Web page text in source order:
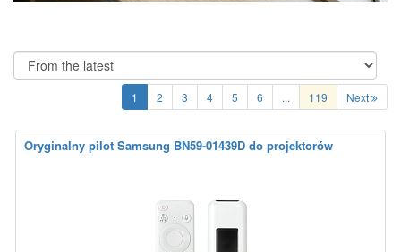
1 2 3 4 5 6 ... 119 Next
Oryginalny pilot Samsung BN59-01439D do projektorów